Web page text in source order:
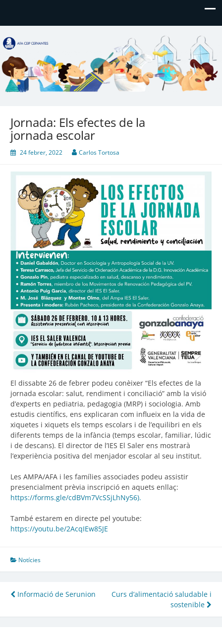
AFA CEIP Cervantes València
AFA CEIP Cervantes València
Jornada: Els efectes de la
jornada escolar
24 febrer, 2022 Carlos Tortosa
El dissabte 26 de febrer podeu conèixer “Els efectes de la
jornada escolar: salut, rendiment i conciliació” amb la visió
d’experts en pediatria, pedagogia (MRP) i sociologia. Amb
estudis científics, ens explicaran com influeix en la vida de
xiquetes i xiquets els temps escolars i de l’equilibri en els
diferents temps de la infància (temps escolar, familiar, lúdic
i de descans). El director de l’IES El Saler ens mostrarà
l’experiència positiva del menjador escolar al seu institut.
Les AMPA/AFA i les famílies associades podeu assistir
presencialment prèvia inscripció en aquets enllaç:
https://forms.gle/cdBVm7VcSSjLhNy56).
També estarem en directe pel youtube:
https://youtu.be/2AcqIEw85JE
Notícies
Navegació
d'entrades
Informació de Serunion
Curs d’alimentació saludable i
sostenible